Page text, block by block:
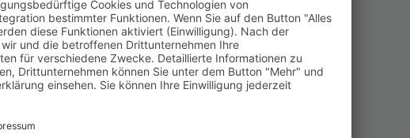
Ästhetik und Präzision.
sich von unserer Arbeit.​